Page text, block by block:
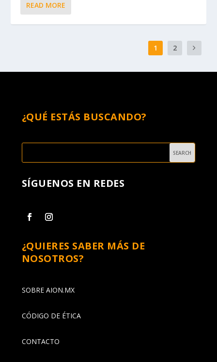
READ MORE
1 2
¿QUÉ ESTÁS BUSCANDO?
SÍGUENOS EN REDES
¿QUIERES SABER MÁS DE
NOSOTROS?
SOBRE AION.MX
CÓDIGO DE ÉTICA
CONTACTO